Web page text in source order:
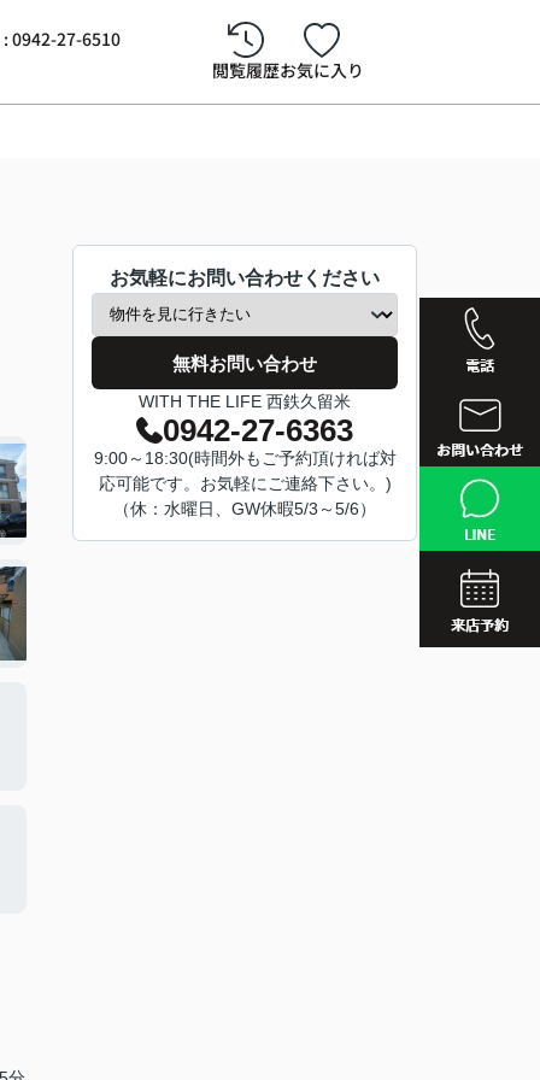
0942-27-6510
閲覧履歴お気に入り
西鉄久
JR久留
西鉄久
JR久留
お気軽にお問い合わせください
無料お問い合わせ
WITH THE LIFE 西鉄久留米
0942-27-6363
9:00～18:30(時間外もご予約頂ければ対
応可能です。お気軽にご連絡下さい。)
（休：水曜日、GW休暇5/3～5/6）